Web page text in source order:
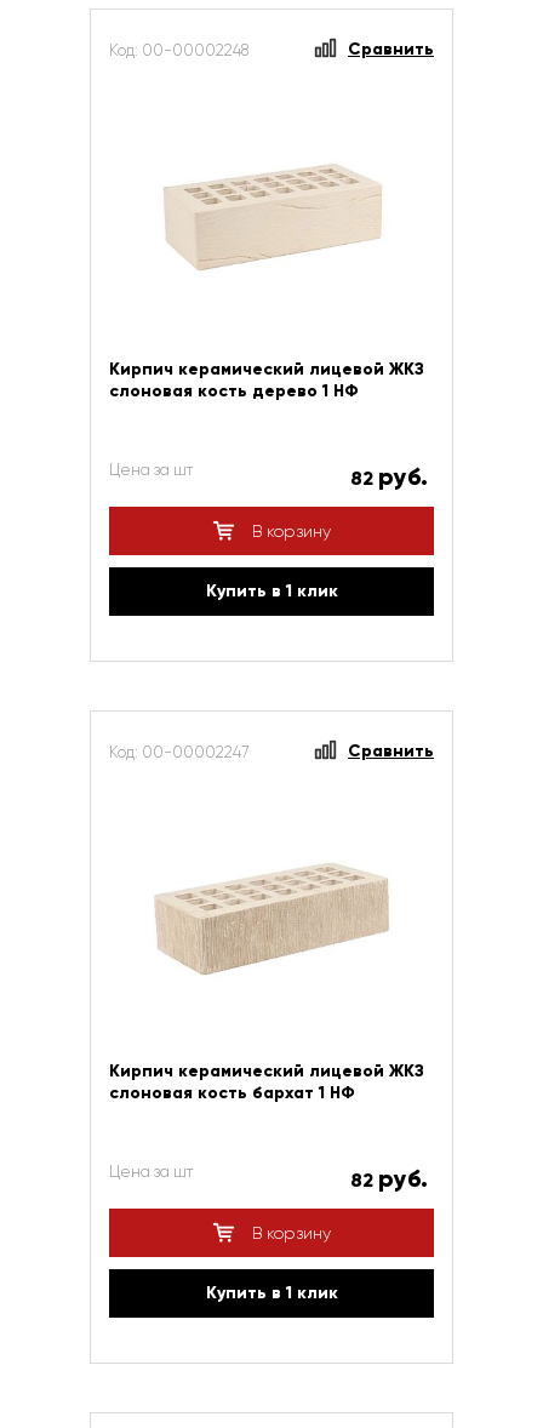
Код: 00-00002248 Сравнить
Кирпич керамический лицевой ЖКЗ
слоновая кость дерево 1 НФ
Цена за шт 82 руб.
В корзину
Купить в 1 клик
Код: 00-00002247 Сравнить
Кирпич керамический лицевой ЖКЗ
слоновая кость бархат 1 НФ
Цена за шт 82 руб.
В корзину
Купить в 1 клик